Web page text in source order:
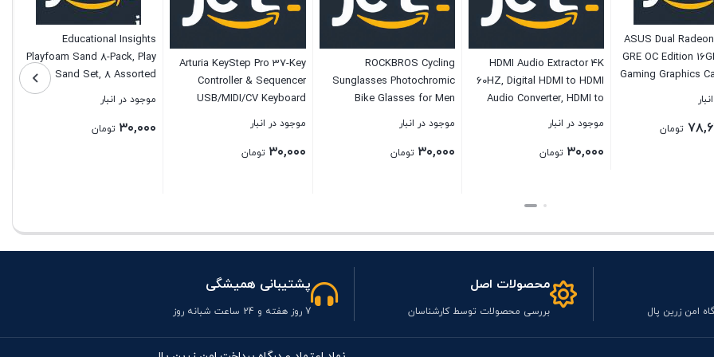
ASUS Dual
GRE OC Edition
Gaming Graphics
Radeon RX7900
DisplayPort
تومان
HDMI Audio Extractor 4K
60HZ, Digital HDMI to HDMI
Audio Converter, HDMI to
Optical 3.5mm AUX Audio
3D, Dolby Digital, DTS 5.1
موجود در انبار
۳۰,۰۰۰ تومان
ROCKBROS Cycling
Sunglasses Photochromic
Bike Glasses for Men
Women Sports Goggles UV
موجود در انبار
۳۰,۰۰۰ تومان
Arturia KeyStep Pro 37-Key
Controller & Sequencer
USB/MIDI/CV Keyboard
Controller, with Aftertouch, 4
Sequencer
موجود در انبار
۳۰,۰۰۰ تومان
Educational Insights
Playfoam Sand 8-Pack, Play
Sand Set, 8 Assorted
Colors, 6 oz. Each, Sensory
Classroom Must Haves,
موجود در انبار
۳۰,۰۰۰ تومان
امن زرین پال
محصولات اصل
بررسی محصولات توسط کارشناسان
پشتیبانی همیشگی
7 روز هفته و 24 ساعت شبانه روز